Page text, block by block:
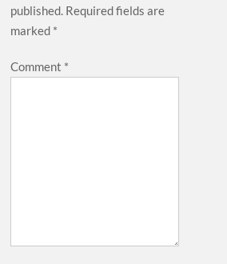
published. Required fields are
marked *
Comment *